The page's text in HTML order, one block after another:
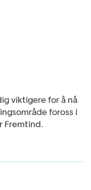
viktigere for å nå
foross i
Fremtind.